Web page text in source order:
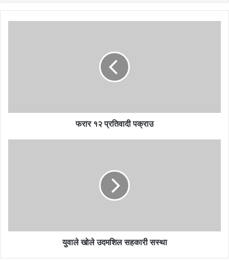
छन् । पहिलो र दोस्रो हुनले क्रमश ः तीन हजार तीन सय ३३ रुपैयाँ, दुई हजार
महिलातर्फ ४० बर्ष मुनिको उमेर समुहको प्रतिष्पर्धामा देवी थापा र सनीसरा थापा
पहिलो, सर्मिला थापा र लिला गुरुङ दोस्रो, गंगा राना र सुकु थापा तेस्रो भएका छन्
पहिलो र सुप्रिम थापा र प्रजु थापाको जोडी दोस्रो भए । उनीहरु क्रमश ः एक
हजार एक सय ११ रुपैयाँ र पाँच सय ५५ रुपैयाँ प्रदान गरियो ।
रामबहादुर क्षेत्री थापा, खेलकुद विकास समिति शुक्लागण्डकी–६ का अध्यक्ष
फरार १२ प्रतिवादी पक्राउ
युवाले खोले उदमशिल सहकारी सस्था